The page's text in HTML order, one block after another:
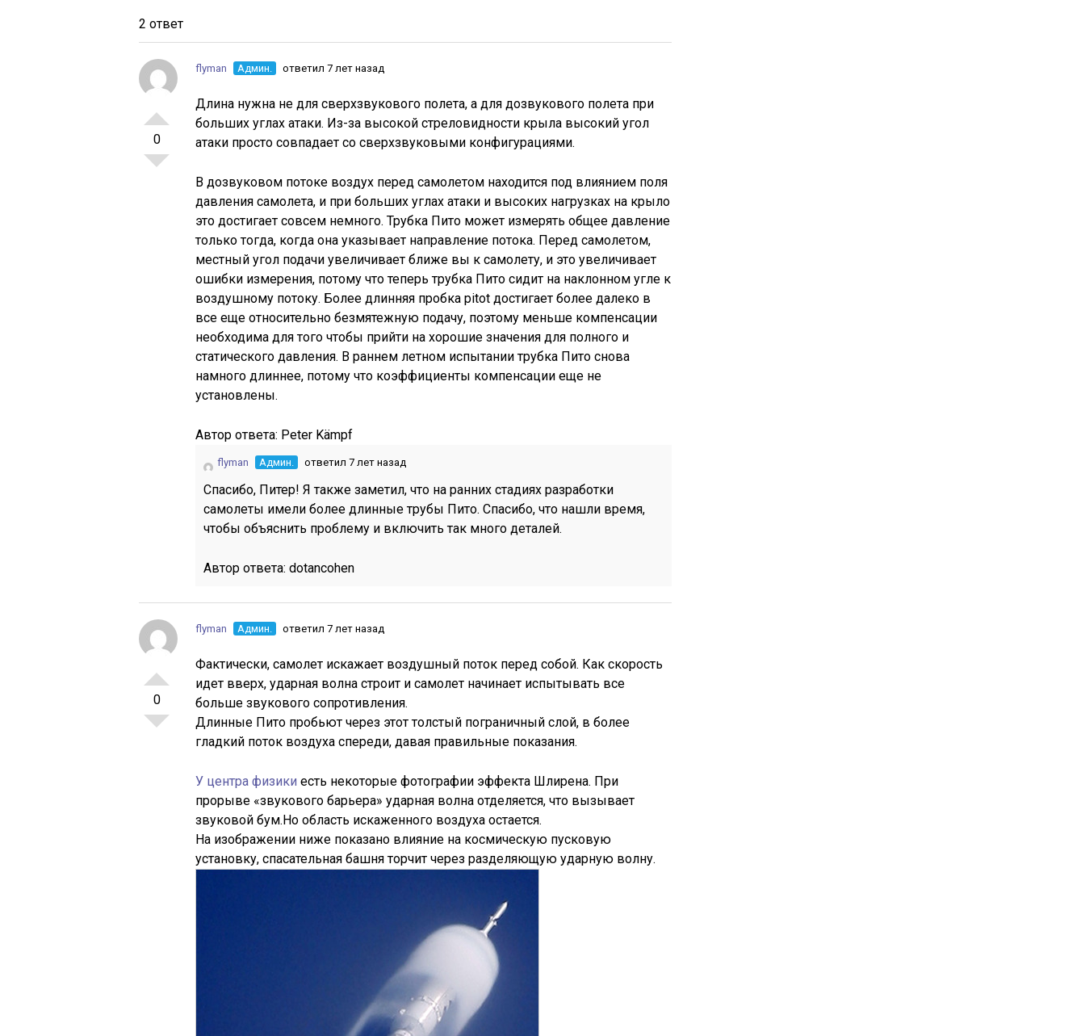
2 ответ
0
flyman Админ. ответил 7 лет назад
Длина нужна не для сверхзвукового полета, а для дозвукового полета при
больших углах атаки. Из-за высокой стреловидности крыла высокий угол
атаки просто совпадает со сверхзвуковыми конфигурациями.
В дозвуковом потоке воздух перед самолетом находится под влиянием поля
давления самолета, и при больших углах атаки и высоких нагрузках на крыло
это достигает совсем немного. Трубка Пито может измерять общее давление
только тогда, когда она указывает направление потока. Перед самолетом,
местный угол подачи увеличивает ближе вы к самолету, и это увеличивает
ошибки измерения, потому что теперь трубка Пито сидит на наклонном угле к
воздушному потоку. Более длинняя пробка pitot достигает более далеко в
все еще относительно безмятежную подачу, поэтому меньше компенсации
необходима для того чтобы прийти на хорошие значения для полного и
статического давления. В раннем летном испытании трубка Пито снова
намного длиннее, потому что коэффициенты компенсации еще не
установлены.
Автор ответа: Peter Kämpf
flyman Админ. ответил 7 лет назад
Спасибо, Питер! Я также заметил, что на ранних стадиях разработки
самолеты имели более длинные трубы Пито. Спасибо, что нашли время,
чтобы объяснить проблему и включить так много деталей.
Автор ответа: dotancohen
0
flyman Админ. ответил 7 лет назад
Фактически, самолет искажает воздушный поток перед собой. Как скорость
идет вверх, ударная волна строит и самолет начинает испытывать все
больше звукового сопротивления.
Длинные Пито пробьют через этот толстый пограничный слой, в более
гладкий поток воздуха спереди, давая правильные показания.
У центра физики есть некоторые фотографии эффекта Шлирена. При
прорыве «звукового барьера» ударная волна отделяется, что вызывает
звуковой бум.Но область искаженного воздуха остается.
На изображении ниже показано влияние на космическую пусковую
установку, спасательная башня торчит через разделяющую ударную волну.